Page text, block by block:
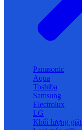
Panasonic
Aqua
Toshiba
Samsung
Electrolux
LG
Khối lượng giặt